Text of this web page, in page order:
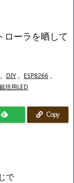
ローラを晒して
, DIY , ESP8266 ,
培用LED
Copy
で